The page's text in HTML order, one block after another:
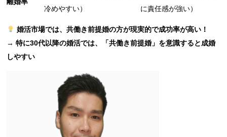
離婚率
冷めやすい）
に責任感が強い）
婚活市場では、共働き前提婚の方が現実的で成功率が高い！
→特に30代以降の婚活では、「共働き前提婚」を意識すると成婚
しやすい